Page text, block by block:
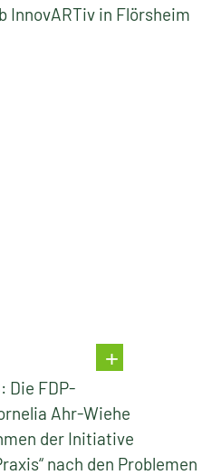
InnovARTiv in Flörsheim
Die FDP-
Ahr-Wiehe
der Initiative
nach den Problemen